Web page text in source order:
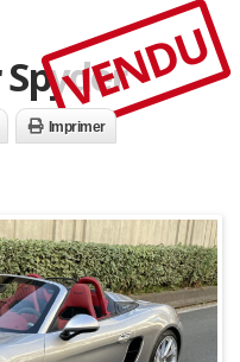
VENDU
Imprimer